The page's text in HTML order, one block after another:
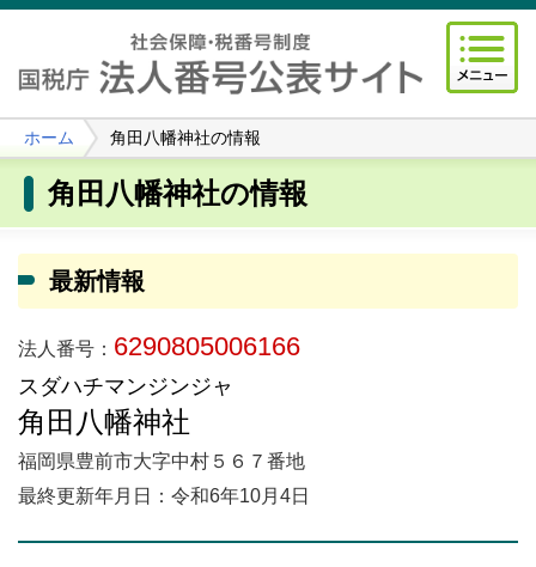
ホーム 角田八幡神社の情報
角田八幡神社の情報
最新情報
法人番号： 6290805006166
スダハチマンジンジャ
角田八幡神社
福岡県豊前市大字中村５６７番地
最終更新年月日：令和6年10月4日